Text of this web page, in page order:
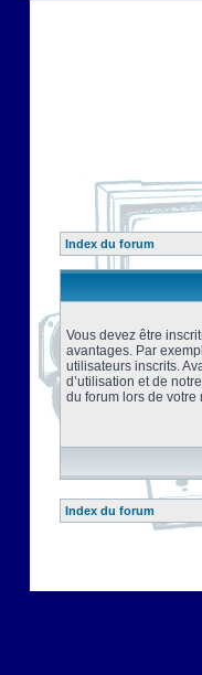
Index du forum
Vous devez être
avantages. Par
utilisateurs inscrits.
d’utilisation et de
du forum lors de votre
Index du forum